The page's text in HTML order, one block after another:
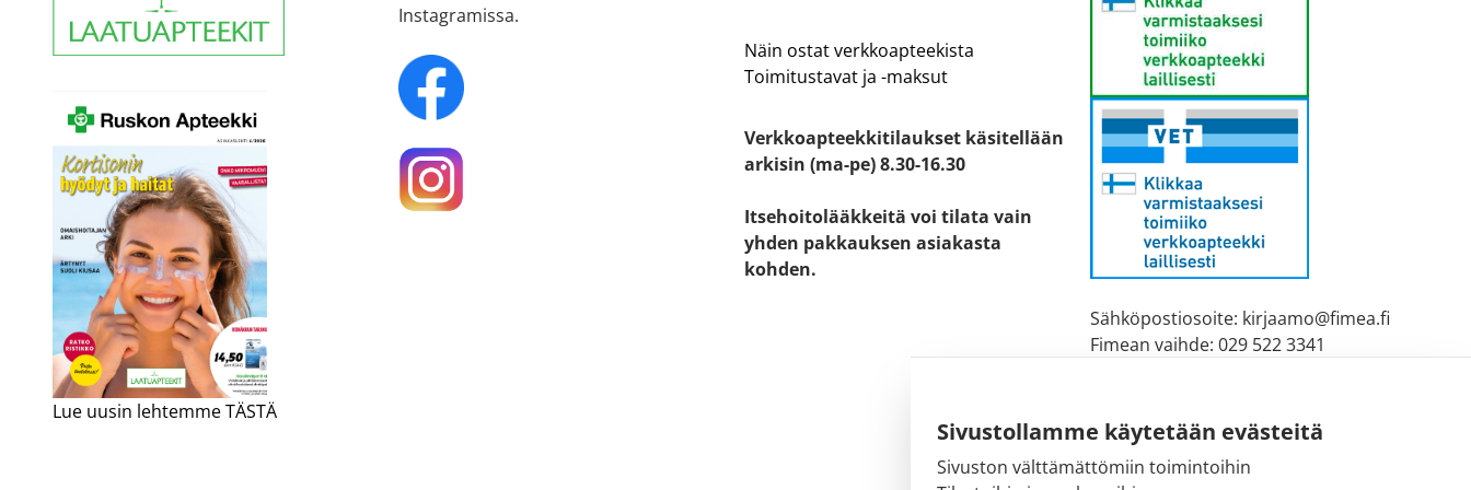
Sivustollamme käytetään evästeitä
Sivuston välttämättömiin toimintoihin
Lue uusin lehtemme TÄSTÄ
Instagramissa.
Näin ostat verkkoapteekista
Toimitustavat ja -maksut
Verkkoapteekkitilaukset käsitellään
arkisin (ma-pe) 8.30-16.30
Itsehoitolääkkeitä voi tilata vain
yhden pakkauksen asiakasta
kohden.
Sähköpostiosoite: kirjaamo@fimea.fi
Fimean vaihde: 029 522 3341